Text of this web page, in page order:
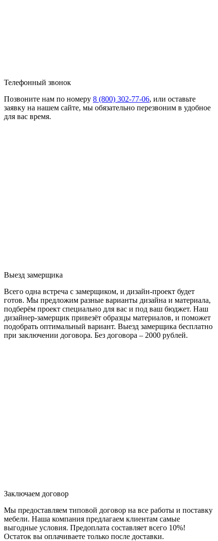
Телефонный звонок
Позвоните нам по номеру 8 (800) 302-77-06, или оставьте
заявку на нашем сайте, мы обязательно перезвоним в удобное
для вас время.
Выезд замерщика
Всего одна встреча с замерщиком, и дизайн-проект будет
готов. Мы предложим разные варианты дизайна и материала,
подберём проект специально для вас и под ваш бюджет. Наш
дизайнер-замерщик привезёт образцы материалов, и поможет
подобрать оптимальный вариант. Выезд замерщика бесплатно
при заключении договора. Без договора – 2000 рублей.
Заключаем договор
Мы предоставляем типовой договор на все работы и поставку
мебели. Наша компания предлагаем клиентам самые
выгодные условия. Предоплата составляет всего 10%!
Остаток вы оплачиваете только после доставки.